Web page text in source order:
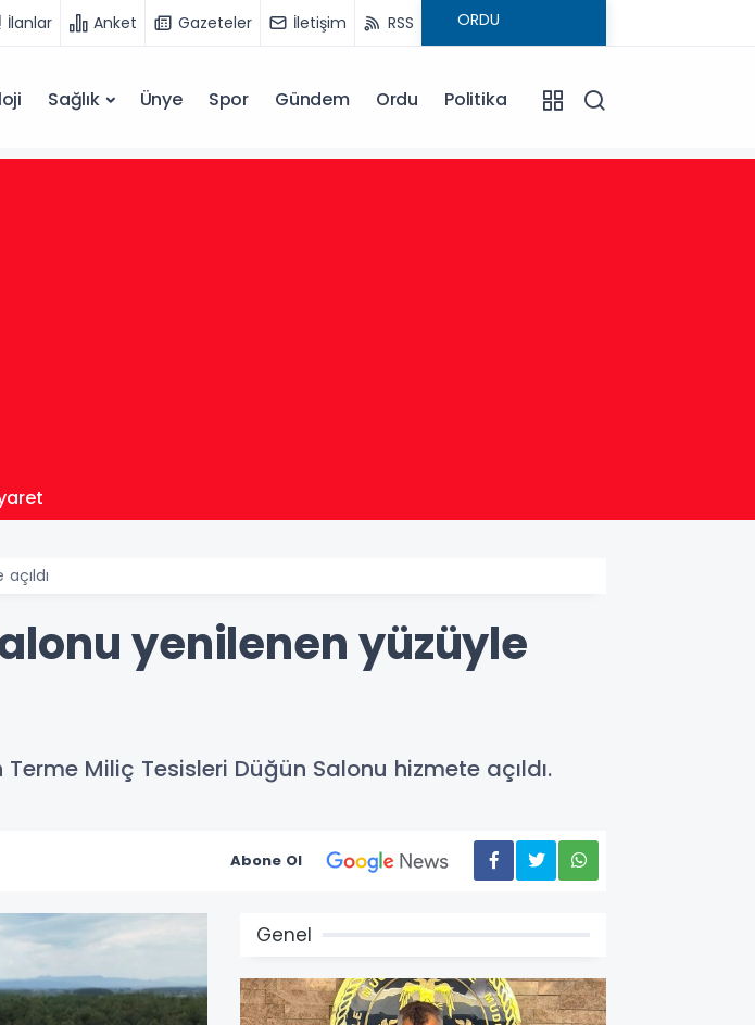
İlanlar Anket Gazeteler İletişim RSS
Sağlık Ünye Spor Gündem Ordu Politika
yenilenen yüzüyle
Miliç Tesisleri Düğün Salonu hizmete açıldı.
Abone Ol
Genel